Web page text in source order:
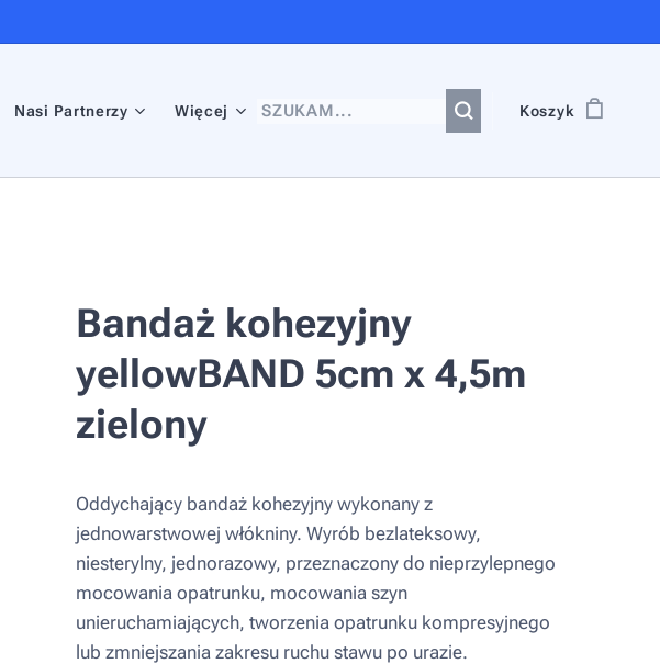
Nasi Partnerzy Więcej Koszyk
Bandaż kohezyjny
yellowBAND 5cm x 4,5m
zielony
Oddychający bandaż kohezyjny wykonany z
jednowarstwowej włókniny. Wyrób bezlateksowy,
niesterylny, jednorazowy, przeznaczony do nieprzylepnego
mocowania opatrunku, mocowania szyn
unieruchamiających, tworzenia opatrunku kompresyjnego
lub zmniejszania zakresu ruchu stawu po urazie.